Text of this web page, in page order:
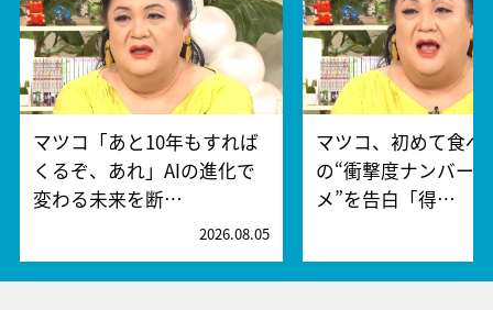
マツコ「あと10年もすれば
くるぞ、あれ」AIの進化で
変わる未来を断…
2026.08.05
マツコ、初めて食べ
の“衝撃度ナンバー
メ”を告白「得…